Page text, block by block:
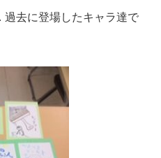
去に登場したキャラ達で